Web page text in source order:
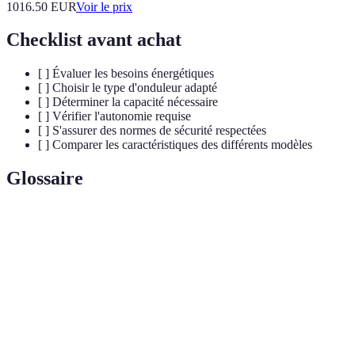
1016.50 EURVoir le prix
Checklist avant achat
[ ] Évaluer les besoins énergétiques
[ ] Choisir le type d'onduleur adapté
[ ] Déterminer la capacité nécessaire
[ ] Vérifier l'autonomie requise
[ ] S'assurer des normes de sécurité respectées
[ ] Comparer les caractéristiques des différents modèles
Glossaire